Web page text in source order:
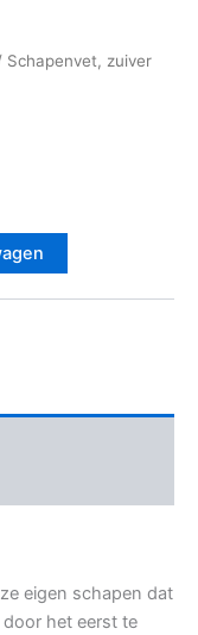
Schapenvet, zuiver
eigen schapen dat
het eerst te